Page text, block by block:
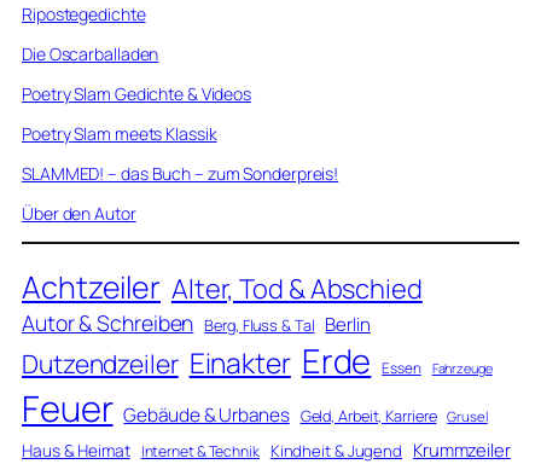
Ripostegedichte
Die Oscarballaden
Poetry Slam Gedichte & Videos
Poetry Slam meets Klassik
SLAMMED! – das Buch – zum Sonderpreis!
Über den Autor
Achtzeiler Alter, Tod & Abschied
Autor & Schreiben Berg, Fluss & Tal Berlin
Dutzendzeiler Einakter Erde Essen Fahrzeuge
Feuer Gebäude & Urbanes Geld, Arbeit, Karriere Grusel
Haus & Heimat Internet & Technik Kindheit & Jugend Krummzeiler